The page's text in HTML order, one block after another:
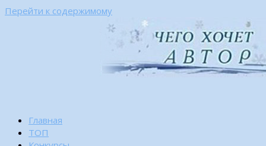
Перейти к содержимому
Главная
ТОП